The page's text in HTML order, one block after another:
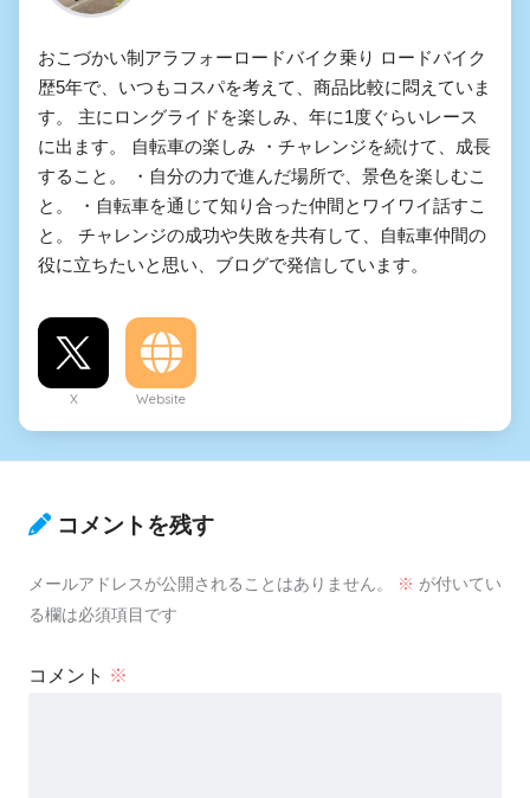
おこづかい制アラフォーロードバイク乗り ロードバイク
歴5年で、いつもコスパを考えて、商品比較に悶えていま
す。 主にロングライドを楽しみ、年に1度ぐらいレース
に出ます。 自転車の楽しみ ・チャレンジを続けて、成長
すること。 ・自分の力で進んだ場所で、景色を楽しむこ
と。 ・自転車を通じて知り合った仲間とワイワイ話すこ
と。 チャレンジの成功や失敗を共有して、自転車仲間の
役に立ちたいと思い、ブログで発信しています。
X Website
コメントを残す
メールアドレスが公開されることはありません。 ※ が付いてい
る欄は必須項目です
コメント ※